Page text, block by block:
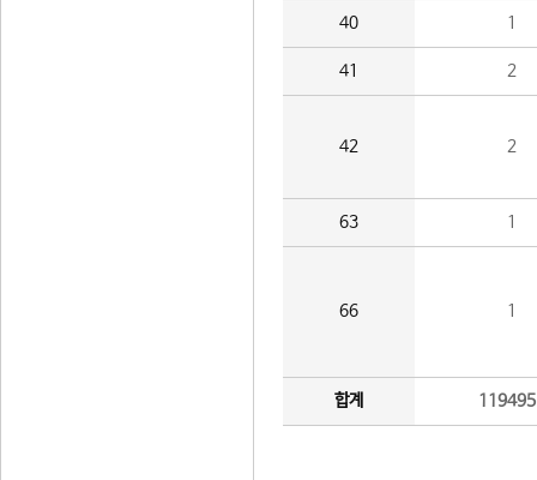
40 1
41 2
42 2
63 1
66 1
합계